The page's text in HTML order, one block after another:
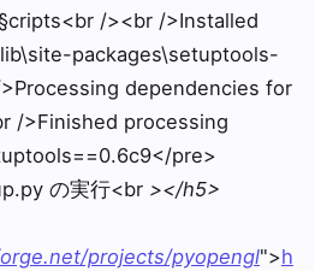
/><br />Installed
packages\setuptools-
dependencies for
/>Finished processing
pre>
の実行<br ></h5>
projects/pyopengl">h